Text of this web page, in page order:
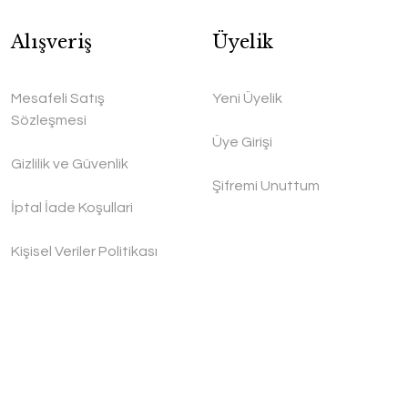
Alışveriş
Mesafeli Satış
Sözleşmesi
Gizlilik ve Güvenlik
İptal İade Koşullari
Kişisel Veriler Politikası
Üyelik
Yeni Üyelik
Üye Girişi
Şifremi Unuttum